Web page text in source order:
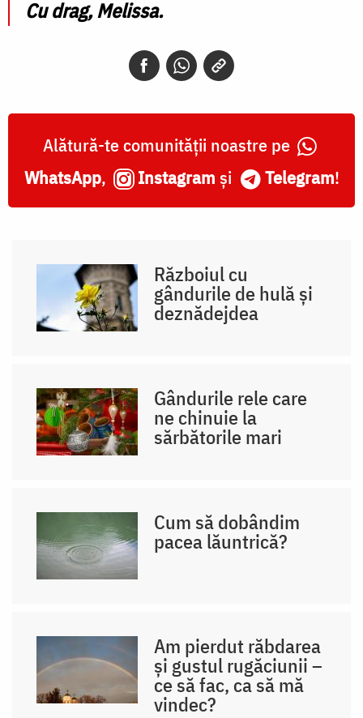
Cu drag,Melissa.
Alătură-te comunității noastre pe
WhatsApp, Instagram și Telegram!
Războiul cu
gândurile de hulă și
deznădejdea
Gândurile rele care
ne chinuie la
sărbătorile mari
Cum să dobândim
pacea lăuntrică?
Am pierdut răbdarea
și gustul rugăciunii –
ce să fac, ca să mă
vindec?